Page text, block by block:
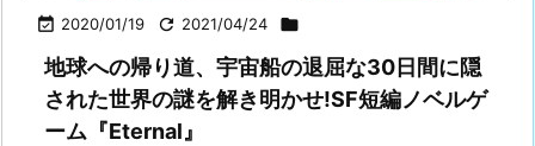
 2020/01/19  2021/04/24 
地球への帰り道、宇宙船の退屈な30日間に隠
された世界の謎を解き明かせ!SF短編ノベルゲ
ーム『Eternal』